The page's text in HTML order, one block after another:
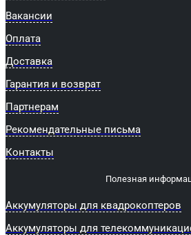
Вакансии
Оплата
Доставка
Гарантия и возврат
Партнерам
Рекомендательные письма
Контакты
Полезная
Аккумуляторы для квадрокоптеров
Аккумуляторы для